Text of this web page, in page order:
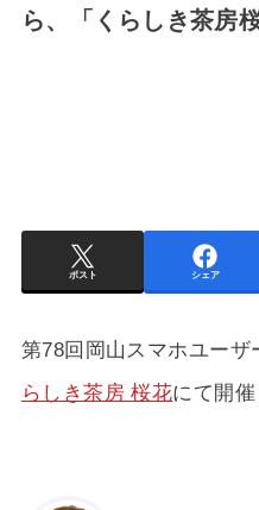
ら、「くらしき茶房
ポスト シェア
第78回岡山スマホユーザ
らしき茶房 桜花にて開催